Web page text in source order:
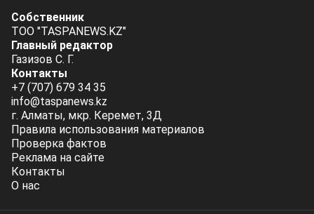
Собственник
ТОО "TASPANEWS.KZ"
Главный редактор
Газизов С. Г.
Контакты
+7 (707) 679 34 35
info@taspanews.kz
г. Алматы, мкр. Керемет, 3Д
Правила использования материалов
Проверка фактов
Реклама на сайте
Контакты
О нас